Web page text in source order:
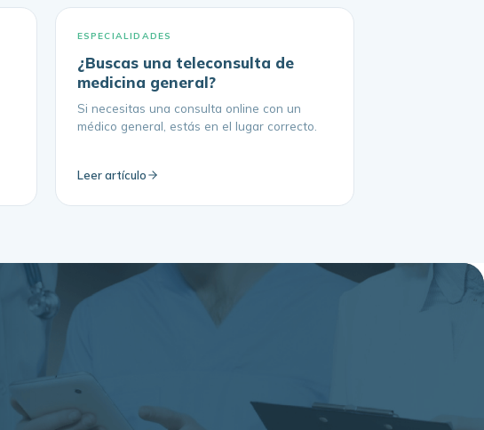
ESPECIALIDADES
¿Buscas una teleconsulta de
medicina general?
Si necesitas una consulta online con un
médico general, estás en el lugar correcto.
Leer artículo